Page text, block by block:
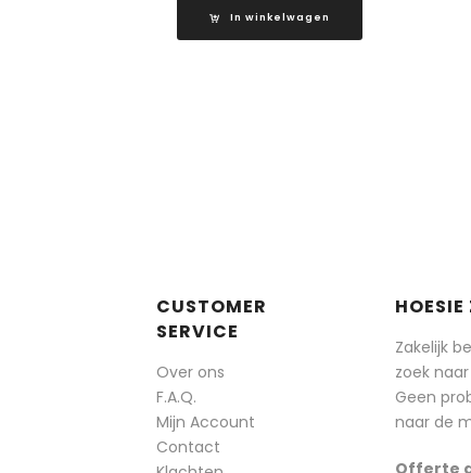
In winkelwagen
CUSTOMER
SERVICE
Over ons
F.A.Q.
Mijn Account
Contact
Zakelijk
zoek
Geen
naar de